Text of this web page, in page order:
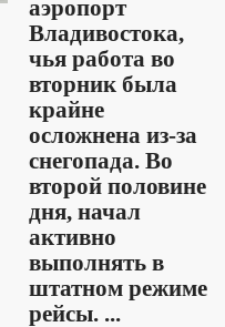
аэропорт
Владивостока,
чья работа во
вторник была
крайне
осложнена из-за
снегопада. Во
второй половине
дня, начал
активно
выполнять в
штатном режиме
рейсы. ...